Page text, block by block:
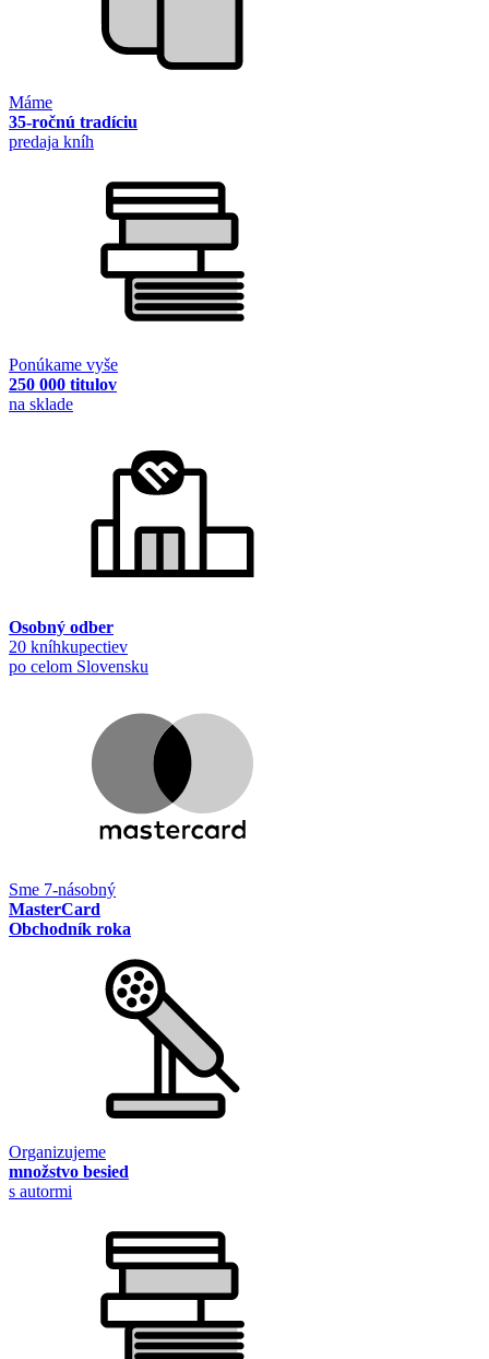
Máme
35-ročnú tradíciu
predaja kníh
Ponúkame vyše
250 000 titulov
na sklade
Osobný odber
20 kníhkupectiev
po celom Slovensku
Sme 7-násobný
MasterCard
Obchodník roka
Organizujeme
množstvo besied
s autormi